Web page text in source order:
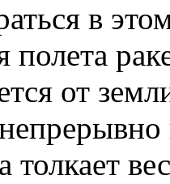
в
полета
от
толкает